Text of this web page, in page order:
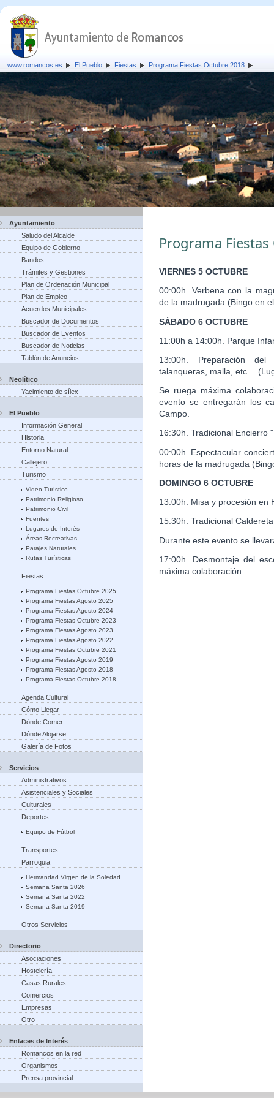
www.romancos.es El Pueblo Fiestas Programa Fiestas Octubre 2018
Ayuntamiento
Saludo del Alcalde
Equipo de Gobierno
Bandos
Trámites y Gestiones
Plan de Ordenación Municipal
Plan de Empleo
Acuerdos Municipales
Buscador de Documentos
Buscador de Eventos
Buscador de Noticias
Tablón de Anuncios
Neolítico
Yacimiento de sílex
El Pueblo
Información General
Historia
Entorno Natural
Callejero
Turismo
Video Turístico
Patrimonio Religioso
Patrimonio Civil
Fuentes
Lugares de Interés
Áreas Recreativas
Parajes Naturales
Rutas Turísticas
Fiestas
Programa Fiestas Octubre 2025
Programa Fiestas Agosto 2025
Programa Fiestas Agosto 2024
Programa Fiestas Octubre 2023
Programa Fiestas Agosto 2023
Programa Fiestas Agosto 2022
Programa Fiestas Octubre 2021
Programa Fiestas Agosto 2019
Programa Fiestas Agosto 2018
Programa Fiestas Octubre 2018
Agenda Cultural
Cómo Llegar
Dónde Comer
Dónde Alojarse
Galería de Fotos
Servicios
Administrativos
Asistenciales y Sociales
Culturales
Deportes
Equipo de Fútbol
Transportes
Parroquia
Hermandad Virgen de la Soledad
Semana Santa 2026
Semana Santa 2022
Semana Santa 2019
Otros Servicios
Directorio
Asociaciones
Hostelería
Casas Rurales
Comercios
Empresas
Otro
Enlaces de Interés
Romancos en la red
Organismos
Prensa provincial
Programa
VIERNES 5 OCTUBRE
00:00h. Verbena con la
de la madrugada (Bingo en
SÁBADO 6 OCTUBRE
11:00h a 14:00h. Parque
13:00h. Preparación
talanqueras, malla, etc…
Se ruega máxima
evento se entregarán los
Campo.
16:30h. Tradicional Encierro
00:00h. Espectacular
horas de la madrugada
DOMINGO 6 OCTUBRE
13:00h. Misa y procesión en
15:30h. Tradicional
Durante este evento se
17:00h. Desmontaje del
máxima colaboración.